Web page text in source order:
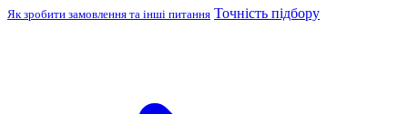
Як зробити замовлення та інші питання Точність підбору